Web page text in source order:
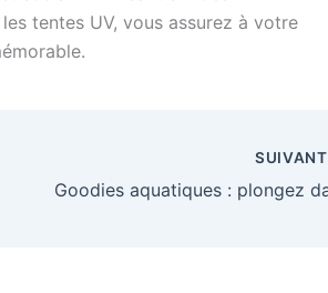
tentes UV, vous assurez à votre
SUIVANT